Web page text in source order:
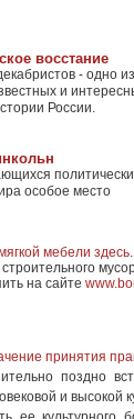
восстание
- одно из
и
России.
особое место
мебели здесь
на сайте
принятия
поздно
и высокой